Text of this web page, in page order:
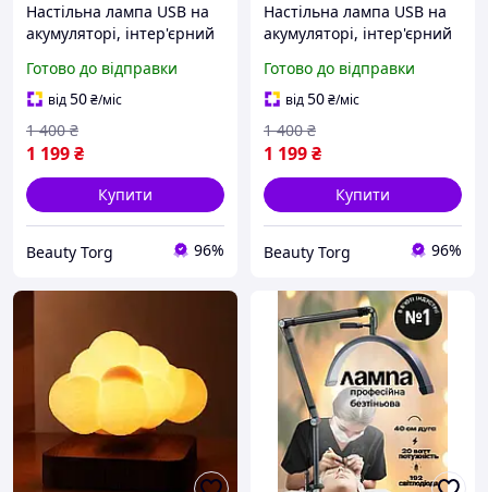
Настільна лампа USB на
акумуляторі, інтер'єрний
лампа настільна LED 3
режими сенсорний
Готово до відправки
від50₴/міс
1 199₴
1 400 ₴
Купити
Beauty Torg 96%
Настільна лампа USB на
акумуляторі, інтер'єрний
лампа настільна LED 3
режими сенсорний
Готово до відправки
від50₴/міс
1 199₴
1 400 ₴
Купити
Beauty Torg 96%